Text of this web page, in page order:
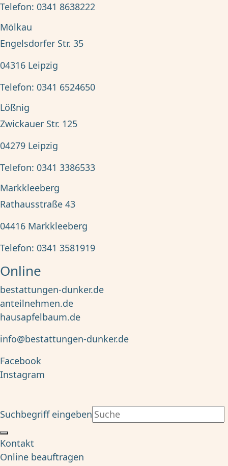
Telefon: 0341 8638222
Mölkau
Engelsdorfer Str. 35
04316 Leipzig
Telefon: 0341 6524650
Lößnig
Zwickauer Str. 125
04279 Leipzig
Telefon: 0341 3386533
Markkleeberg
Rathausstraße 43
04416 Markkleeberg
Telefon: 0341 3581919
Online
bestattungen-dunker.de
anteilnehmen.de
hausapfelbaum.de
info@bestattungen-dunker.de
Facebook
Instagram
Suchbegriff eingeben
Kontakt
Online beauftragen